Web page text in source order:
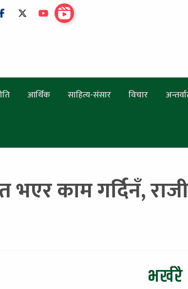
आर्थिक साहित्य-संसार विचार
काम गर्दिनँ,
भर्खरै